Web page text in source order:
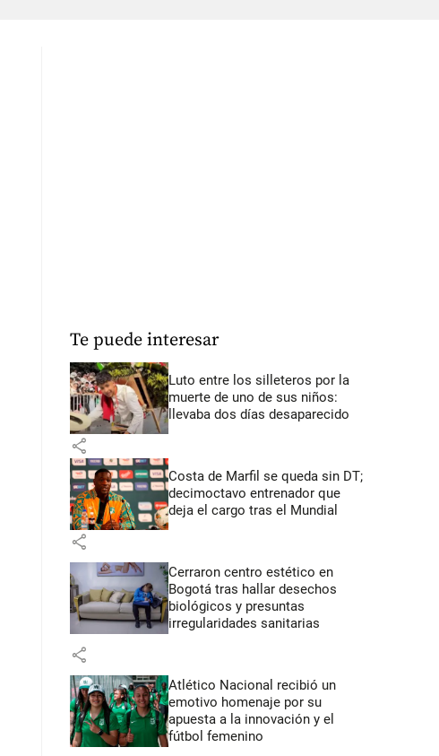
Te puede interesar
Luto entre los silleteros por la
muerte de uno de sus niños:
llevaba dos días desaparecido
share
Costa de Marfil se queda sin DT;
decimoctavo entrenador que
deja el cargo tras el Mundial
share
Cerraron centro estético en
Bogotá tras hallar desechos
biológicos y presuntas
irregularidades sanitarias
share
Atlético Nacional recibió un
emotivo homenaje por su
apuesta a la innovación y el
fútbol femenino